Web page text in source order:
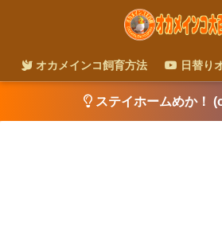
オカメインコ飼育方法 日替り
ステイホームめか！